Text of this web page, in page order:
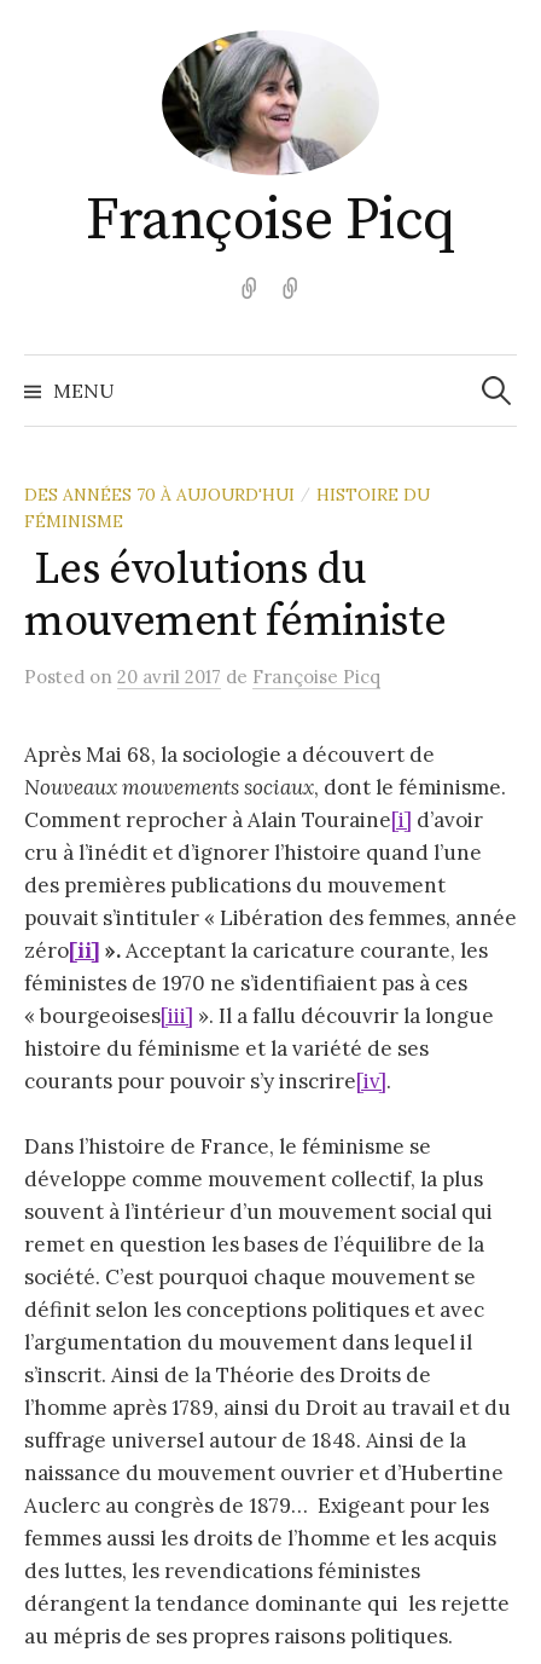
Françoise Picq
English
MENU
DES ANNÉES 70 À AUJOURD'HUI / HISTOIRE DU
FÉMINISME
Les évolutions du
mouvement féministe
Posted on 20 avril 2017 de Françoise Picq
Après Mai 68, la sociologie a découvert de
Nouveaux mouvements sociaux, dont le féminisme.
Comment reprocher à Alain Touraine[i] d’avoir
cru à l’inédit et d’ignorer l’histoire quand l’une
des premières publications du mouvement
pouvait s’intituler « Libération des femmes, année
zéro[ii] ».Acceptant la caricature courante, les
féministes de 1970 ne s’identifiaient pas à ces
« bourgeoises[iii] ». Il a fallu découvrir la longue
histoire du féminisme et la variété de ses
courants pour pouvoir s’y inscrire[iv].
Dans l’histoire de France, le féminisme se
développe comme mouvement collectif, la plus
souvent à l’intérieur d’un mouvement social qui
remet en question les bases de l’équilibre de la
société. C’est pourquoi chaque mouvement se
définit selon les conceptions politiques et avec
l’argumentation du mouvement dans lequel il
s’inscrit. Ainsi de la Théorie des Droits de
l’homme après 1789, ainsi du Droit au travail et du
suffrage universel autour de 1848. Ainsi de la
naissance du mouvement ouvrier et d’Hubertine
Auclerc au congrès de 1879… Exigeant pour les
femmes aussi les droits de l’homme et les acquis
des luttes, les revendications féministes
dérangent la tendance dominante qui les rejette
au mépris de ses propres raisons politiques.